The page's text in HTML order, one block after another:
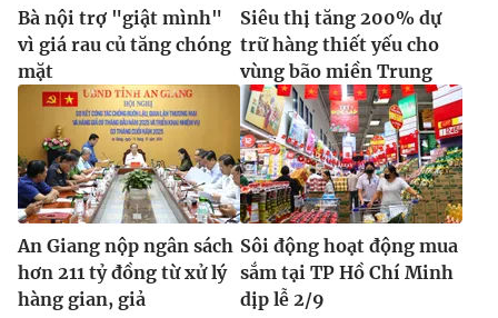
Bà nội trợ "giật mình"
vì giá rau củ tăng chóng
mặt
Siêu thị tăng 200% dự
trữ hàng thiết yếu cho
vùng bão miền Trung
An Giang nộp ngân sách
hơn 211 tỷ đồng từ xử lý
hàng gian, giả
Sôi động hoạt động mua
sắm tại TP Hồ Chí Minh
dịp lễ 2/9